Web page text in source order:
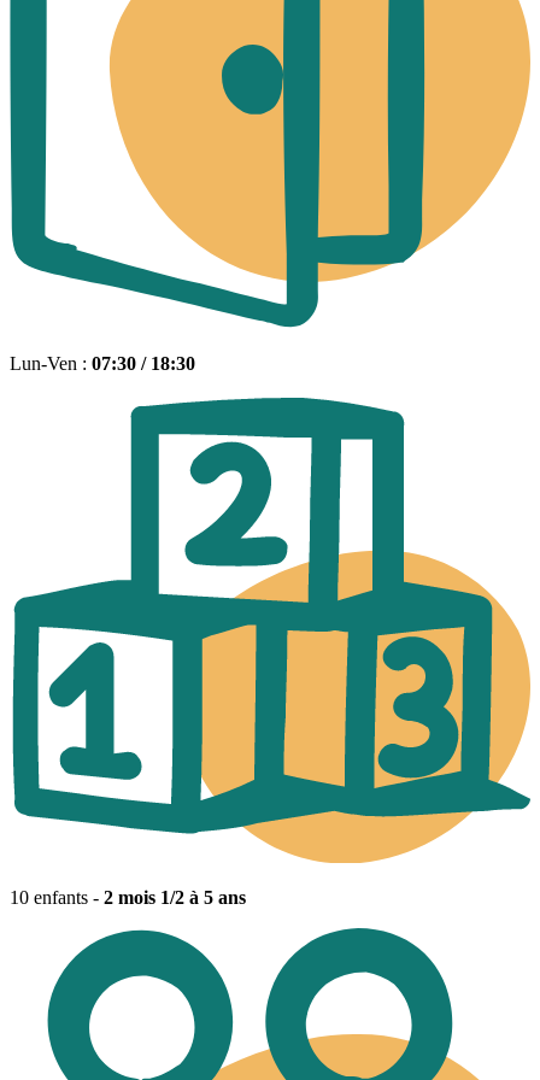
Lun-Ven : 07:30 / 18:30
10 enfants - 2 mois 1/2 à 5 ans